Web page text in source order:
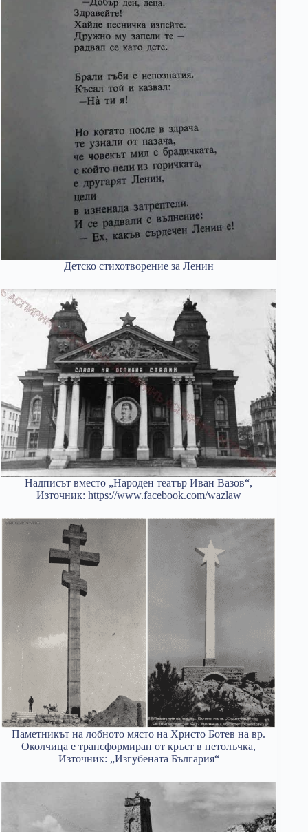
Детско стихотворение за Ленин
Надписът вместо „Народен театър Иван Вазов“,
Източник: https://www.facebook.com/wazlaw
Паметникът на лобното място на Христо Ботев на вр.
Околчица е трансформиран от кръст в петолъчка,
Източник: „Изгубената България“